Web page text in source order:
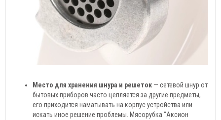
Место для хранения шнура и решеток — сетевой шнур от
бытовых приборов часто цепляется за другие предметы,
его приходится наматывать на корпус устройства или
искать иное решение проблемы. Мясорубка "Аксион